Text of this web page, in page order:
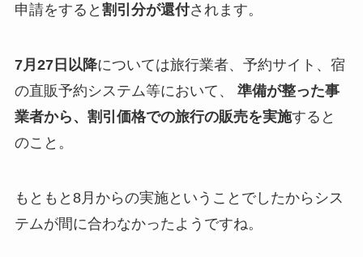
申請をすると 割引分が還付されます。
7月27日以降については旅行業者、予約サイト、宿
の直販予約システム等において、 準備が整った事
業者から、割引価格での旅行の販売を実施すると
のこと。
もともと8月からの実施ということでしたからシス
テムが間に合わなかったようですね。